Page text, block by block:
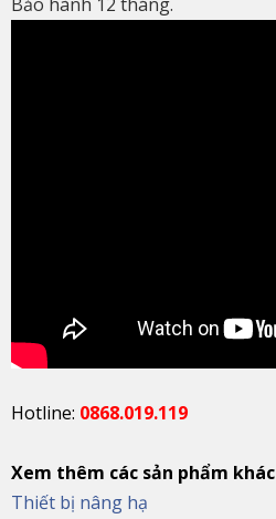
Hotline: 0868.019.119
Xem thêm các sản phẩm khác
Thiết bị nâng hạ